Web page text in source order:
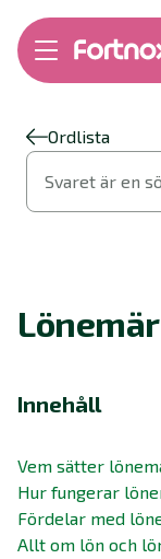
Bokföring
Fakturering
Byt till Fortnox
Felsökning
Support Play
Ordlista
Svaret är en
Innehåll
Vem sätter
Hur fungerar
Fördelar med
Allt om lön och